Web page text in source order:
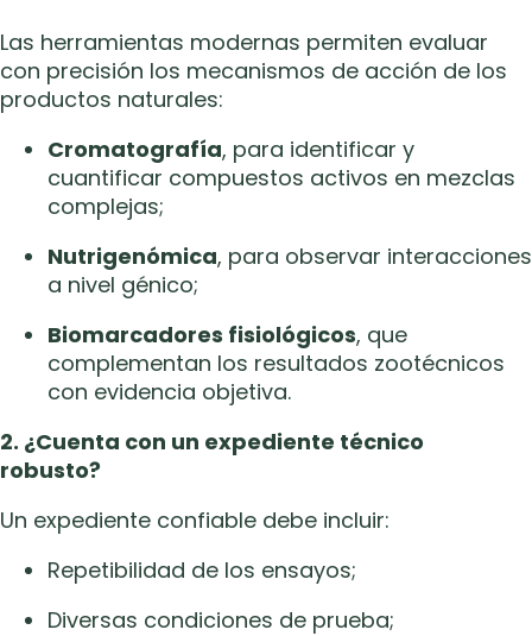
Las herramientas modernas permiten evaluar
con precisión los mecanismos de acción de los
productos naturales:
Cromatografía, para identificar y
cuantificar compuestos activos en mezclas
complejas;
Nutrigenómica, para observar interacciones
a nivel génico;
Biomarcadores fisiológicos, que
complementan los resultados zootécnicos
con evidencia objetiva.
2. ¿Cuenta con un expediente técnico
robusto?
Un expediente confiable debe incluir:
Repetibilidad de los ensayos;
Diversas condiciones de prueba;